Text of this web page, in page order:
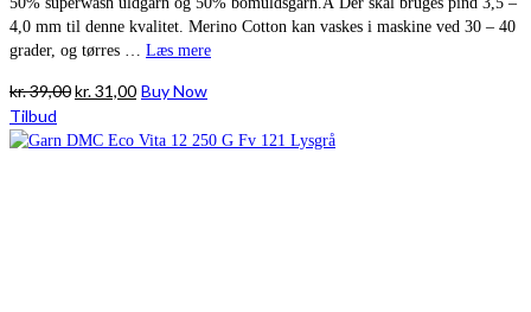
4,0 mm til denne kvalitet. Merino Cotton kan vaskes i maskine ved 30 – 40
grader, og tørres … Læs mere
kr.39,00Den
pris
kr.31,00Den
pris
Buy Now
Tilbud